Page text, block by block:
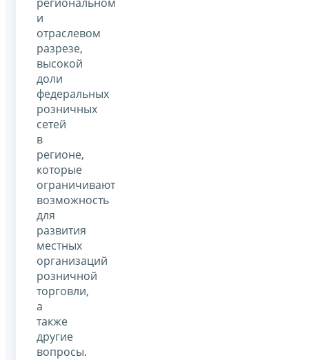
и
отраслевом
разрезе,
высокой
доли
федеральных
розничных
сетей
в
регионе,
которые
ограничивают
возможность
для
развития
местных
организаций
розничной
торговли,
а
также
другие
вопросы.